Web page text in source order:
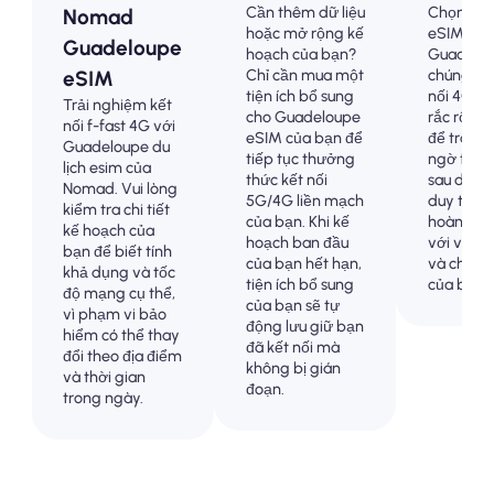
Nomad
Guadeloupe
eSIM
Trải nghiệm kết
nối f-fast 4G với
Guadeloupe du
lịch esim của
Nomad. Vui lòng
kiểm tra chi tiết
kế hoạch của
bạn để biết tính
khả dụng và tốc
độ mạng cụ thể,
vì phạm vi bảo
hiểm có thể thay
đổi theo địa điểm
và thời gian
trong ngày.
Cần thêm dữ liệu
hoặc mở rộng kế
hoạch của bạn?
Chỉ cần mua một
tiện ích bổ sung
cho Guadeloupe
eSIM của bạn để
tiếp tục thưởng
thức kết nối
5G/4G liền mạch
của bạn. Khi kế
hoạch ban đầu
của bạn hết hạn,
tiện ích bổ sung
của bạn sẽ tự
động lưu giữ bạn
đã kết nối mà
không bị gián
đoạn.
Chọn
eSIM
chúng
nối 4G/
rắc rối.
để tránh
ngờ
sau du
duy trì
hoàn
với việc
và chi
của bạn.